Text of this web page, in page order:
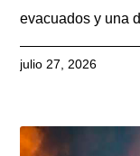
evacuados y una
julio 27, 2026